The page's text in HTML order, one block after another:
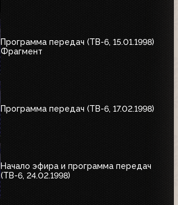
Программа передач (ТВ-6, 15.01.1998)
Фрагмент
Программа передач (ТВ-6, 17.02.1998)
Начало эфира и программа передач
(ТВ-6, 24.02.1998)